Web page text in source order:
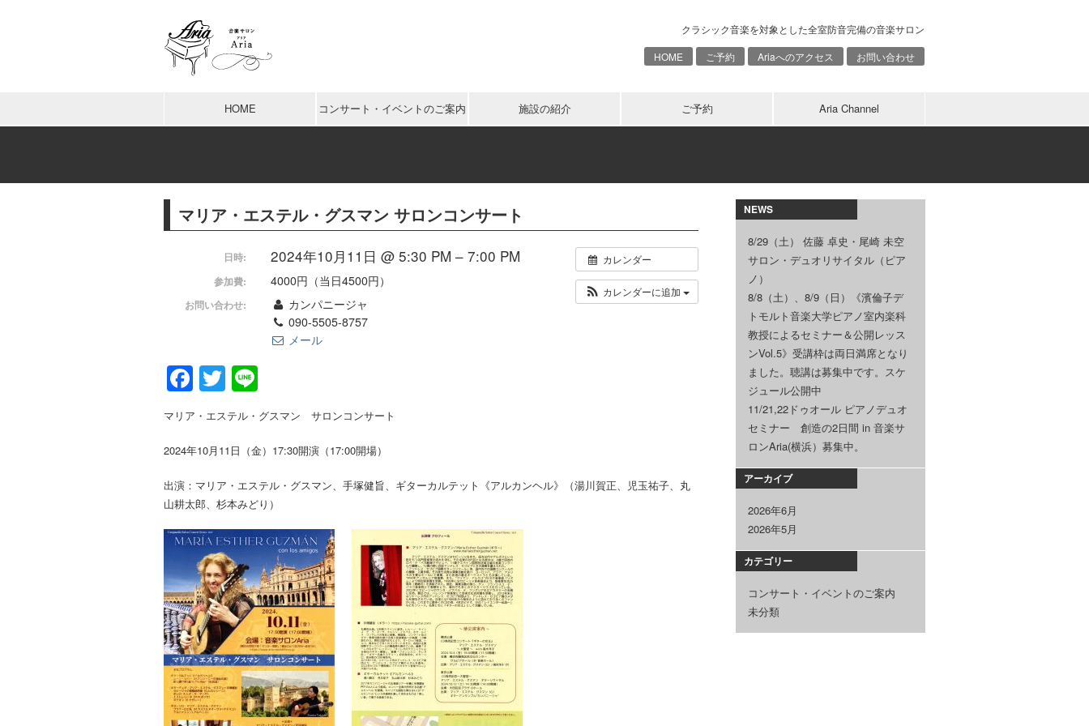
クラシック音楽を対象とした全室防音完備の音楽サロン
HOME
ご予約 Ariaへのアクセス お問い合わせ
HOME コンサート・イベントのご案内 施設の紹介 ご予約 Aria Channel
マリア・エステル・グスマン サロンコンサート
カレンダー
カレンダーに追加
日時: 2024年10月11日 @ 5:30 PM – 7:00 PM
参加費: 4000円（当日4500円）
お問い合わせ:
カンパニージャ
090-5505-8757
メール
Facebook
Twitter
マリア・エステル・グスマン サロンコンサート
2024年10月11日（金）17:30開演（17:00開場）
出演：マリア・エステル・グスマン、手塚健旨、ギターカルテット《アルカンヘル》（湯川賀正、児玉祐子、丸
山耕太郎、杉本みどり）
NEWS
8/29（土） 佐藤 卓史・尾崎 未空
サロン・デュオリサイタル（ピア
ノ）
8/8（土）、8/9（日）《濱倫子デ
トモルト音楽大学ピアノ室内楽科
教授によるセミナー＆公開レッス
ンVol.5》受講枠は両日満席となり
ました。聴講は募集中です。スケ
ジュール公開中
11/21,22ドゥオール ピアノデュオ
セミナー 創造の2日間 in 音楽サ
ロンAria(横浜）募集中。
アーカイブ
2026年6月
2026年5月
カテゴリー
コンサート・イベントのご案内
未分類